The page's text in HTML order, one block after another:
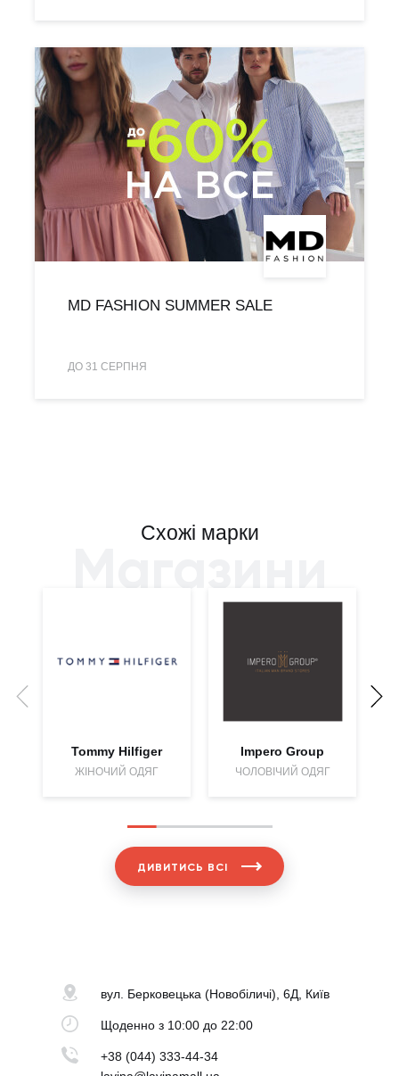
MD FASHION SUMMER SALE
ДО 31 СЕРПНЯ
Схожі марки
Tommy Hilfiger
ЖІНОЧИЙ ОДЯГ
Impero Group
ЧОЛОВІЧИЙ ОДЯГ
ДИВИТИСЬ ВСІ
вул. Берковецька (Новобіличі), 6Д, Київ
Щоденноз 10:00 до 22:00
+38 (044) 333-44-34